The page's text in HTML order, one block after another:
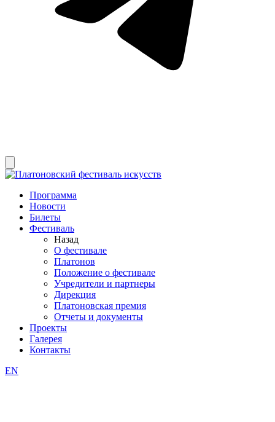
Программа
Новости
Билеты
Фестиваль
Назад
О фестивале
Платонов
Положение о фестивале
Учредители и партнеры
Дирекция
Платоновская премия
Отчеты и документы
Проекты
Галерея
Контакты
EN